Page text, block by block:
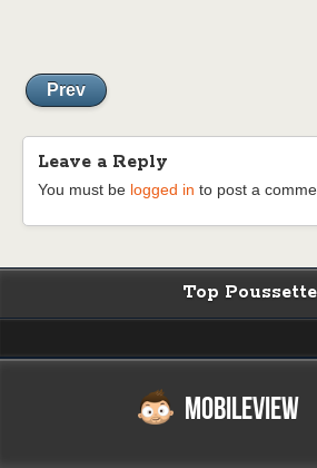
Prev
Leave a Reply
You must be logged in to post a
Top Poussette
MOBILEVIEW